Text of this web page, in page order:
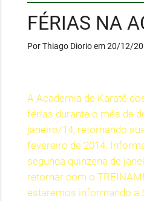
FÉRIAS NA
Por Thiago Diorio em 20/12/
A Academia de Karatê
férias durante o mês de
janeiro/14, retornando
fevereiro de 2014.
segunda quinzena de
retornar com o
estaremos informando a